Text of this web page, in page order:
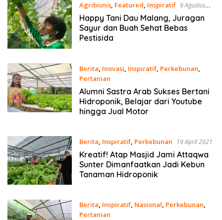
Agribisnis, Featured, Inspiratif 9 Agustus
2021
Happy Tani Dau Malang, Juragan
Sayur dan Buah Sehat Bebas
Pestisida
Berita, Inovasi, Inspiratif, Perkebunan,
Pertanian
14 Juni 2021
Alumni Sastra Arab Sukses Bertani
Hidroponik, Belajar dari Youtube
hingga Jual Motor
Berita, Inspiratif, Perkebunan 19 April 2021
Kreatif! Atap Masjid Jami Attaqwa
Sunter Dimanfaatkan Jadi Kebun
Tanaman Hidroponik
Berita, Inspiratif, Nasional, Perkebunan,
Pertanian